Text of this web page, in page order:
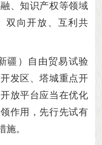
、知识产权等领域
双向开放、互利共
疆）自由贸易试验
发区、塔城重点开
放平台应当在优化
作用，先行先试有
。